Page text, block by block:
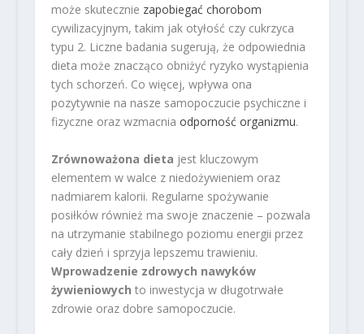
może skutecznie zapobiegać chorobom
cywilizacyjnym, takim jak otyłość czy cukrzyca
typu 2. Liczne badania sugerują, że odpowiednia
dieta może znacząco obniżyć ryzyko wystąpienia
tych schorzeń. Co więcej, wpływa ona
pozytywnie na nasze samopoczucie psychiczne i
fizyczne oraz wzmacnia odporność organizmu.
Zrównoważona dieta jest kluczowym
elementem w walce z niedożywieniem oraz
nadmiarem kalorii. Regularne spożywanie
posiłków również ma swoje znaczenie – pozwala
na utrzymanie stabilnego poziomu energii przez
cały dzień i sprzyja lepszemu trawieniu.
Wprowadzenie zdrowych nawyków
żywieniowych to inwestycja w długotrwałe
zdrowie oraz dobre samopoczucie.